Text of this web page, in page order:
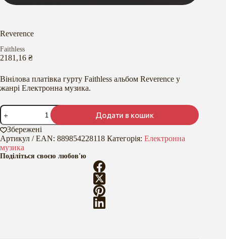
Reverence
Faithless
2181,16 ₴
Вінілова платівка гурту Faithless альбом Reverence у
жанрі Електронна музика.
Reverence
кількість
Додати в кошик
Збережені
Артикул / EAN: 889854228118 Категорія: Електронна
музика
Поділіться своєю любов'ю